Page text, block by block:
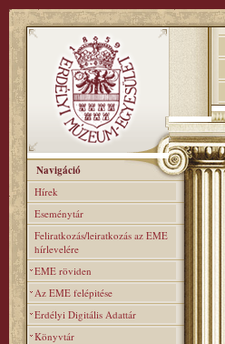
Navigáció
Hírek
Eseménytár
Feliratkozás/leiratkozás az EME
hírlevelére
EME röviden
Az EME felépitése
Erdélyi Digitális Adattár
Könyvtár